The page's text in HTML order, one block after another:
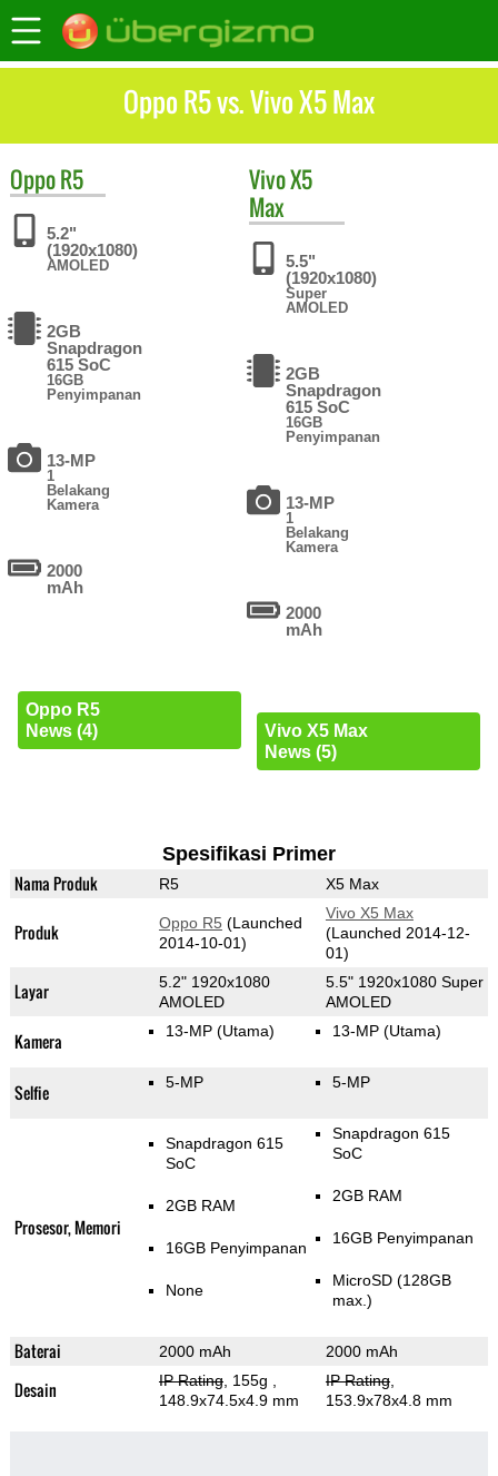
Oppo R5 vs. Vivo X5 Max
OppoR5
5.2"
(1920x1080)
AMOLED
2GB
Snapdragon
615 SoC
16GB
Penyimpanan
13-MP
1
Belakang
Kamera
2000
mAh
Oppo R5
News (4)
VivoX5
Max
5.5"
(1920x1080)
Super
AMOLED
2GB
Snapdragon
615 SoC
16GB
Penyimpanan
13-MP
1
Belakang
Kamera
2000
mAh
Vivo X5 Max
News (5)
Spesifikasi Primer
Nama Produk R5 X5 Max
Produk Oppo R5 (Launched
2014-10-01)
Vivo X5 Max
(Launched 2014-12-
01)
Layar
5.2" 1920x1080
AMOLED
5.5" 1920x1080 Super
AMOLED
Kamera 13-MP (Utama) 13-MP (Utama)
Selfie 5-MP 5-MP
Prosesor, Memori
Snapdragon 615
SoC
2GB RAM
16GB Penyimpanan
None
Snapdragon 615
SoC
2GB RAM
16GB Penyimpanan
MicroSD (128GB
max.)
Baterai 2000 mAh 2000 mAh
Desain IP Rating, 155g
148.9x74.5x4.9 mm
IP Rating,
153.9x78x4.8 mm